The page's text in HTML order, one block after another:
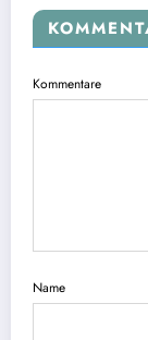
Kommentare
Name